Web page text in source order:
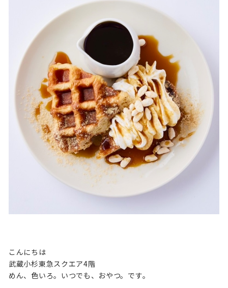
こんにちは
武蔵小杉東急スクエア4階
めん、色いろ。いつでも、おやつ。です。